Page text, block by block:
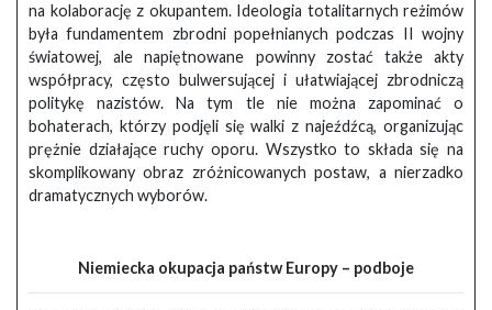
na kolaborację z okupantem. Ideologia totalitarnych reżimów
była fundamentem zbrodni popełnianych podczas II wojny
światowej, ale napiętnowane powinny zostać także akty
współpracy, często bulwersującej i ułatwiającej zbrodniczą
politykę nazistów. Na tym tle nie można zapominać o
bohaterach, którzy podjęli się walki z najeźdźcą, organizując
prężnie działające ruchy oporu. Wszystko to składa się na
skomplikowany obraz zróżnicowanych postaw, a nierzadko
dramatycznych wyborów.
Niemiecka okupacja państw Europy – podboje